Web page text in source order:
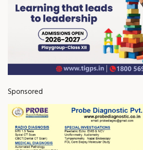
Sponsored